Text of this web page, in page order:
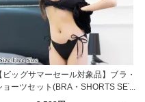
【ビッグサマーセール対象品】ブラ・
ョーツセット(BRA・SHORTS SET)